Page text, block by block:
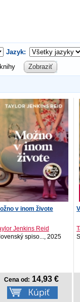
Jazyk:
Zobraziť
v inom živote
Jenkins Reid
spiso..., 2025
Cena od: 14,93 €